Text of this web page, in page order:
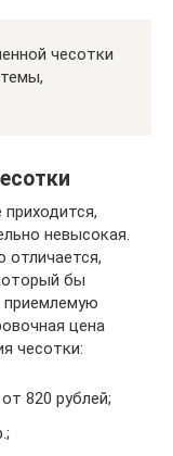
чесотки
невысокая.
отличается,
бы
цена
чесотки:
820 рублей;